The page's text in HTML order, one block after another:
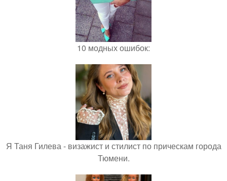
10 модных ошибок:
Я Таня Гилева - визажист и стилист по прическам города
Тюмени.